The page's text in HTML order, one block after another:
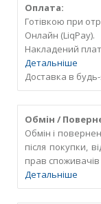
Оплата:
Готівкою при
Онлайн (LiqPay).
Накладений
Детальніше
Доставка в
Обмін /
Обмін і
після покупки,
прав
Детальніше